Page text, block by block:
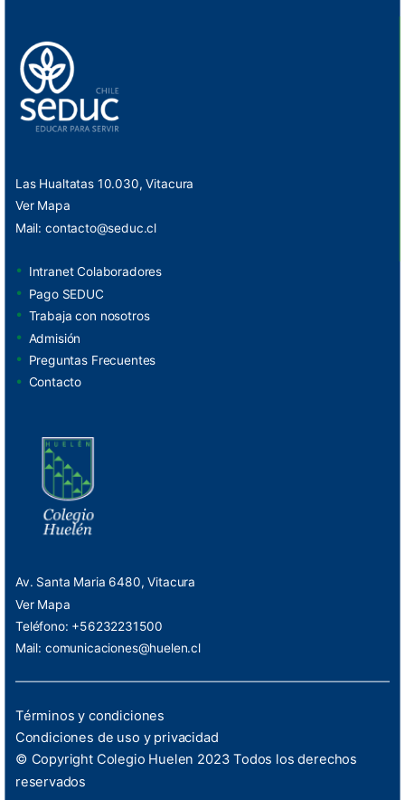
Las Hualtatas 10.030, Vitacura
Ver Mapa
Mail:contacto@seduc.cl
Intranet Colaboradores
Pago SEDUC
Trabaja con nosotros
Admisión
Preguntas Frecuentes
Contacto
Av. Santa Maria 6480, Vitacura
Ver Mapa
Teléfono: +56232231500
Mail:comunicaciones@huelen.cl
Términos y condiciones
Condiciones de uso y privacidad
© Copyright Colegio Huelen 2023 Todos los derechos
reservados